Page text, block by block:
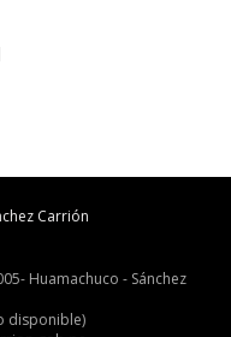
Carrión
Huamachuco - Sánchez
disponible)